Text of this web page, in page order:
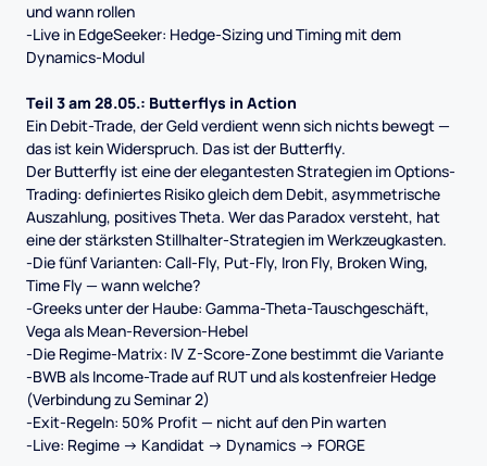
und wann rollen
-Live in EdgeSeeker: Hedge-Sizing und Timing mit dem
Dynamics-Modul
Teil 3 am 28.05.: Butterflys in Action
Ein Debit-Trade, der Geld verdient wenn sich nichts bewegt —
das ist kein Widerspruch. Das ist der Butterfly.
Der Butterfly ist eine der elegantesten Strategien im Options-
Trading: definiertes Risiko gleich dem Debit, asymmetrische
Auszahlung, positives Theta. Wer das Paradox versteht, hat
eine der stärksten Stillhalter-Strategien im Werkzeugkasten.
-Die fünf Varianten: Call-Fly, Put-Fly, Iron Fly, Broken Wing,
Time Fly — wann welche?
-Greeks unter der Haube: Gamma-Theta-Tauschgeschäft,
Vega als Mean-Reversion-Hebel
-Die Regime-Matrix: IV Z-Score-Zone bestimmt die Variante
-BWB als Income-Trade auf RUT und als kostenfreier Hedge
(Verbindung zu Seminar 2)
-Exit-Regeln: 50% Profit — nicht auf den Pin warten
-Live: Regime → Kandidat → Dynamics → FORGE